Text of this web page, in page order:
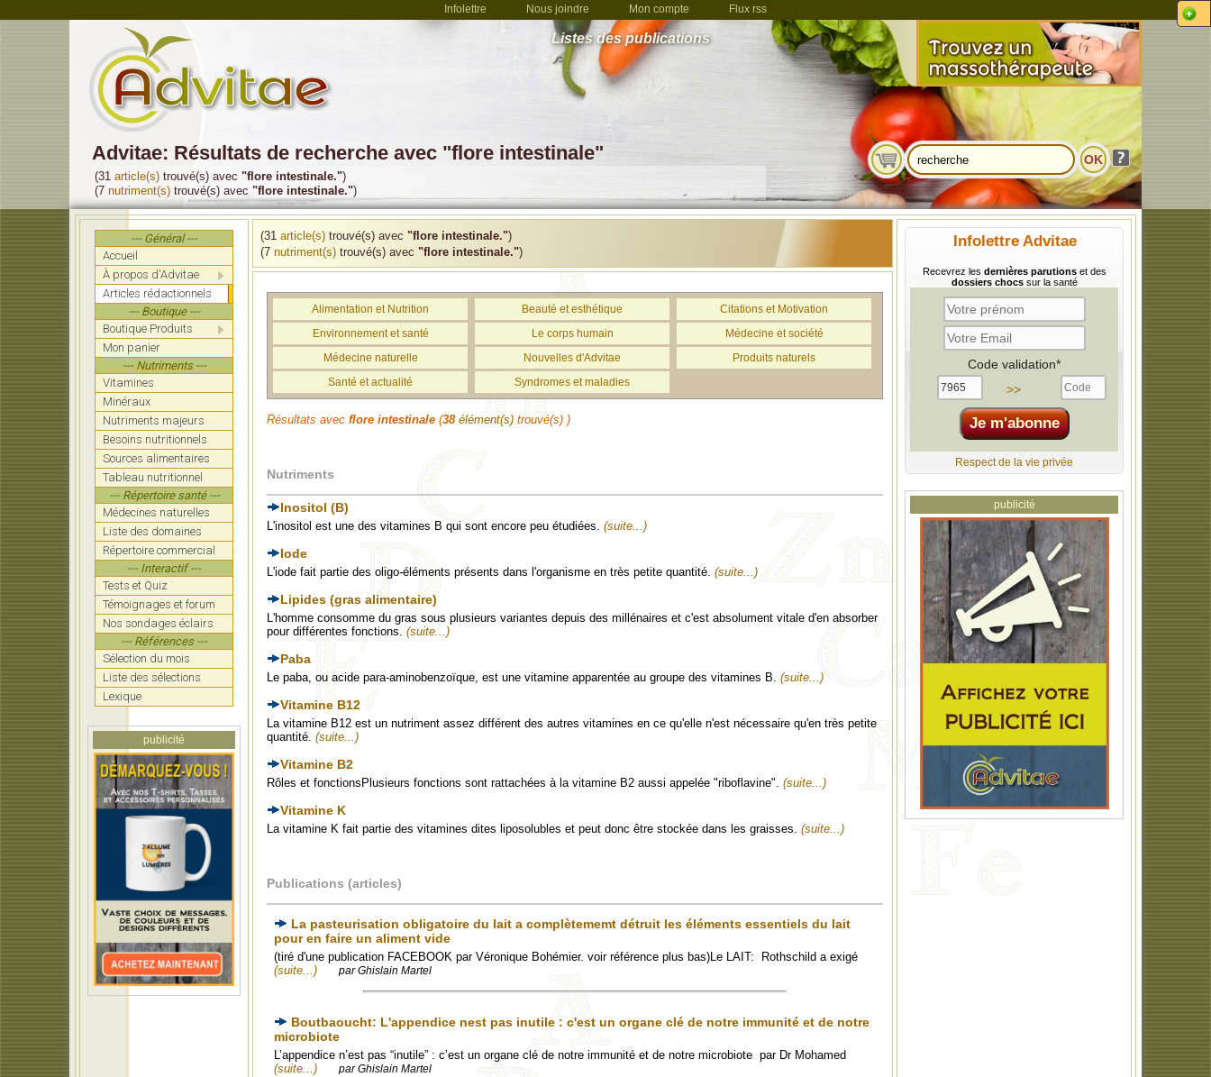
Infolettre Nous joindre Mon compte Flux rss
Listes des publications
Advitae: Résultats de recherche avec "flore intestinale"
(31 article(s) trouvé(s) avec "flore intestinale.")
(7 nutriment(s) trouvé(s) avec "flore intestinale.")
--- Général ---
Accueil
À propos d'Advitae
Articles rédactionnels
--- Boutique ---
Boutique Produits
Mon panier
--- Nutriments ---
Vitamines
Minéraux
Nutriments majeurs
Besoins nutritionnels
Sources alimentaires
Tableau nutritionnel
--- Répertoire santé ---
Médecines naturelles
Liste des domaines
Répertoire commercial
--- Interactif ---
Tests et Quiz
Témoignages et forum
Nos sondages éclairs
--- Références ---
Sélection du mois
Liste des sélections
Lexique
publicité
(31 article(s) trouvé(s) avec "flore intestinale.")
(7 nutriment(s) trouvé(s) avec "flore intestinale.")
Infolettre Advitae
Recevrez les dernières parutionset des
dossiers chocssur la santé
Code validation*
>>
Respect de la vie privée
publicité
Alimentation et Nutrition Beauté et esthétique
Citations et Motivation
Environnement et santé
Le corps humain
Médecine et société
Médecine naturelle
Nouvelles d'Advitae
Produits naturels
Santé et actualité
Syndromes et maladies
Résultats avec flore intestinale (38 élément(s) trouvé(s) )
Nutriments
Inositol (B)
L'inositol est une des vitamines B qui sont encore peu étudiées. (suite...)
Iode
L'iode fait partie des oligo-éléments présents dans l'organisme en très petite quantité. (suite...)
Lipides (gras alimentaire)
L'homme consomme du gras sous plusieurs variantes depuis des millénaires et c'est absolument vitale d'en absorber
pour différentes fonctions. (suite...)
Paba
Le paba, ou acide para-aminobenzoïque, est une vitamine apparentée au groupe des vitamines B. (suite...)
Vitamine B12
La vitamine B12 est un nutriment assez différent des autres vitamines en ce qu'elle n'est nécessaire qu'en très petite
quantité. (suite...)
Vitamine B2
Rôles et fonctionsPlusieurs fonctions sont rattachées à la vitamine B2 aussi appelée "riboflavine". (suite...)
Vitamine K
La vitamine K fait partie des vitamines dites liposolubles et peut donc être stockée dans les graisses. (suite...)
Publications (articles)
La pasteurisation obligatoire du lait a complètememt détruit les éléments essentiels du lait
pour en faire un aliment vide
(tiré d'une publication FACEBOOK par Véronique Bohémier. voir référence plus bas)Le LAIT: Rothschild a exigé
(suite...)
par Ghislain Martel
Boutbaoucht: L'appendice nest pas inutile : c'est un organe clé de notre immunité et de notre
microbiote
L’appendice n’est pas “inutile” : c’est un organe clé de notre immunité et de notre microbiote par Dr Mohamed
(suite...)
par Ghislain Martel